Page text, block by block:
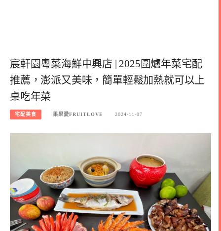
宸軒園粵菜海鮮中興店 | 2025圍爐年菜宅配
推薦，澎派又美味，簡單輕鬆加熱就可以上
桌吃年菜
宅配美食 果果愛FRUITLOVE 2024-11-07